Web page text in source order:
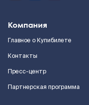
Компания
Главное о Купибилете
Контакты
Пресс-центр
Партнерская программа